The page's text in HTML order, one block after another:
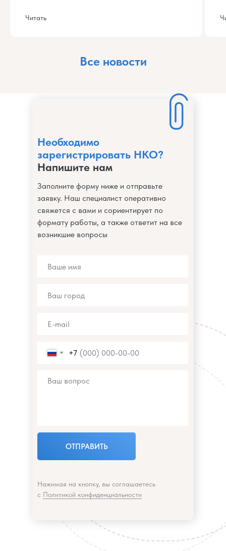
Читать
Все новости
Необходимо
зарегистрировать НКО?
Напишите нам
+7
ОТПРАВИТЬ
Заполните форму ниже и отправьте
заявку. Наш специалист оперативно
свяжется с вами и сориентирует по
формату работы, а также ответит на все
возникшие вопросы
Нажимая на кнопку, вы соглашаетесь
с Политикой конфиденциальности